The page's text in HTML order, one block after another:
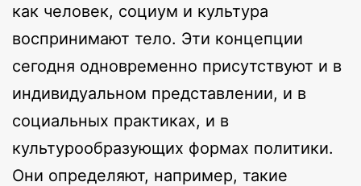
как человек, социум и культура
воспринимают тело. Эти концепции
сегодня одновременно присутствуют и в
индивидуальном представлении, и в
социальных практиках, и в
культурообразующих формах политики.
Они определяют, например, такие